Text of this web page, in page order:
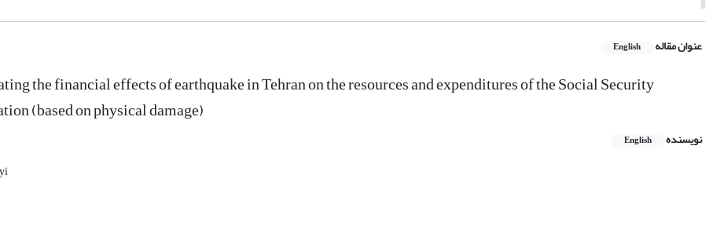
عنوان مقاله English
the financial effects of earthquake in Tehran on the resources and expenditures of the Social Security
(based on physical damage)
نویسنده English